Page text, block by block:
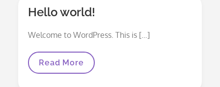
Hello world!
Welcome to WordPress. This is […]
Hello
Read More